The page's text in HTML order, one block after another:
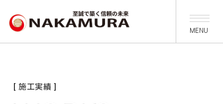
[ 施工実績 ]